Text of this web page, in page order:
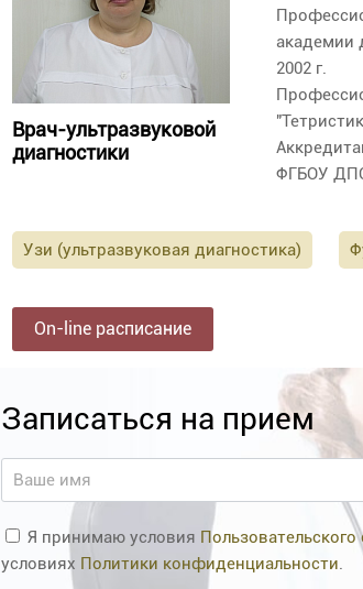
Врач-ультразвуковой
диагностики
академии
2002 г.
ФГБОУ
Узи (ультразвуковая диагностика)
On-line расписание
Записаться на прием
Я принимаю условия Пользовательского
условиях Политики конфиденциальности.